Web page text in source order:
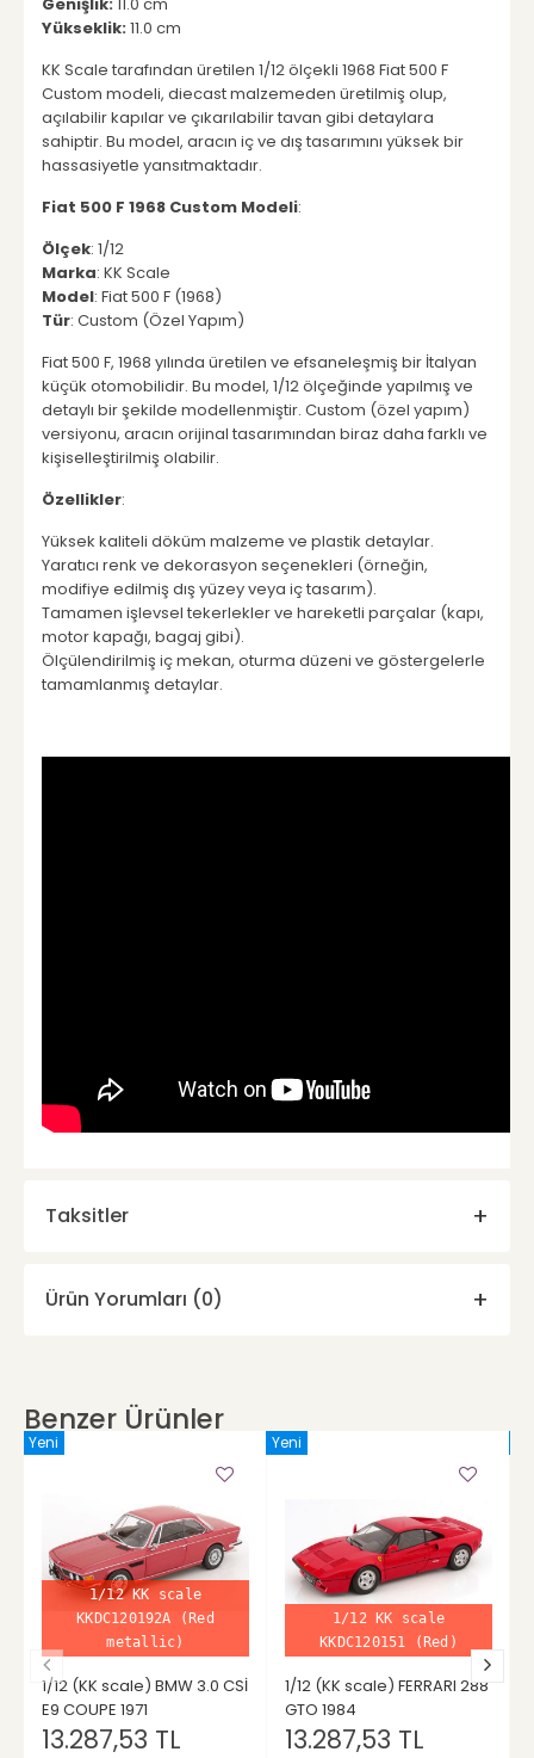
Yükseklik:11.0 cm
KK Scale tarafından üretilen 1/12 ölçekli 1968 Fiat 500 F
Custom modeli, diecast malzemeden üretilmiş olup,
açılabilir kapılar ve çıkarılabilir tavan gibi detaylara
sahiptir. Bu model, aracın iç ve dış tasarımını yüksek bir
hassasiyetle yansıtmaktadır.
Fiat 500 F 1968 Custom Modeli:
Ölçek: 1/12
Marka: KK Scale
Model: Fiat 500 F (1968)
Tür: Custom (Özel Yapım)
Fiat 500 F, 1968 yılında üretilen ve efsaneleşmiş bir İtalyan
küçük otomobilidir. Bu model, 1/12 ölçeğinde yapılmış ve
detaylı bir şekilde modellenmiştir. Custom (özel yapım)
versiyonu, aracın orijinal tasarımından biraz daha farklı ve
kişiselleştirilmiş olabilir.
Özellikler:
Yüksek kaliteli döküm malzeme ve plastik detaylar.
Yaratıcı renk ve dekorasyon seçenekleri (örneğin,
modifiye edilmiş dış yüzey veya iç tasarım).
Tamamen işlevsel tekerlekler ve hareketli parçalar (kapı,
motor kapağı, bagaj gibi).
Ölçülendirilmiş iç mekan, oturma düzeni ve göstergelerle
tamamlanmış detaylar.
Taksitler
Ürün Yorumları (0)
Benzer Ürünler
1/12 KK scale
KKDC120192A (Red
metallic)
1/12 (KK scale) BMW 3.0 CSİ
E9 COUPE 1971
13.287,53 TL
Yeni
1/12 KK scale
KKDC120151 (Red)
1/12 (KK scale) FERRARI 288
GTO 1984
13.287,53 TL
Yeni